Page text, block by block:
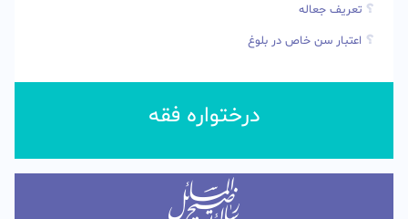
تعریف جعاله
اعتبار سن خاص در بلوغ
درختواره فقه